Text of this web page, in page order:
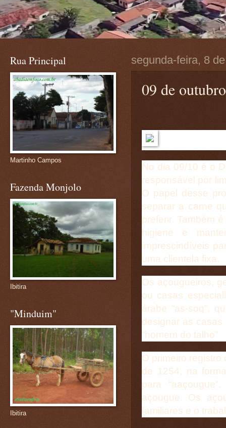
segunda-feira, 8
09 de
No dia 09/10 é o
responsável por
O papel desse
separar a carne
preferir. Também
higiene e
imprescindíveis
uma clientela fixa.
Os açougueiros,
ou casas
árabe “as-soq”,
designar as
“homem do talho”.
O primeiro
de 1254, na
para
açougue. Os
familiares e o
Rua Principal
Martinho Campos
Fazenda Monjolo
Ibitira
"Minduim"
Ibitira